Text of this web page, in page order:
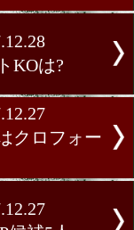
シミンのそ
ストKOは?